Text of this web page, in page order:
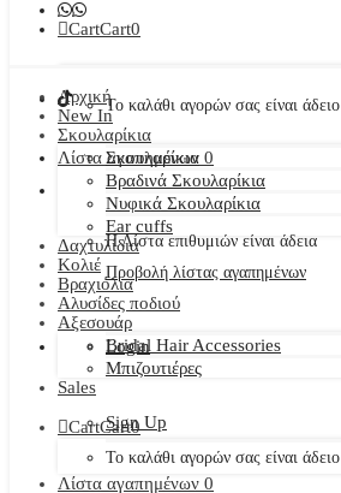
CartCart0
Το καλάθι αγορών σας είναι άδειο
Λίστα αγαπημένων 0
Η Λίστα επιθυμιών είναι άδεια
Προβολή λίστας αγαπημένων
Login
Sign Up
Αρχική
New In
Σκουλαρίκια
Σκουλαρίκια
Βραδινά Σκουλαρίκια
Νυφικά Σκουλαρίκια
Ear cuffs
Δαχτυλίδια
Κολιέ
Βραχιόλια
Αλυσίδες ποδιού
Αξεσουάρ
Bridal Hair Accessories
Μπιζουτιέρες
Sales
CartCart0
Το καλάθι αγορών σας είναι άδειο
Λίστα αγαπημένων 0